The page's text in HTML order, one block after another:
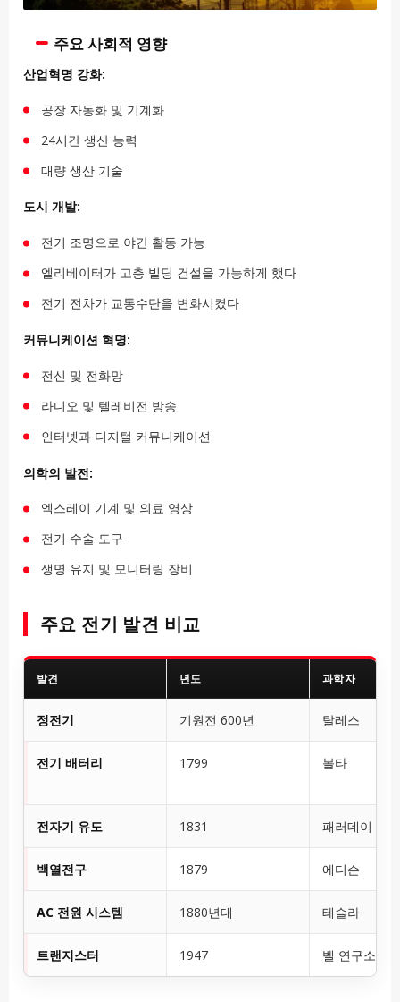
주요 사회적 영향
산업혁명 강화:
공장 자동화 및 기계화
24시간 생산 능력
대량 생산 기술
도시 개발:
전기 조명으로 야간 활동 가능
엘리베이터가 고층 빌딩 건설을 가능하게 했다
전기 전차가 교통수단을 변화시켰다
커뮤니케이션 혁명:
전신 및 전화망
라디오 및 텔레비전 방송
인터넷과 디지털 커뮤니케이션
의학의 발전:
엑스레이 기계 및 의료 영상
전기 수술 도구
생명 유지 및 모니터링 장비
주요 전기 발견 비교
발견 년도 과학자
정전기 기원전 600년 탈레스
전기 배터리 1799 볼타
전자기 유도 1831 패러데이
백열전구 1879 에디슨
AC 전원 시스템 1880년대 테슬라
트랜지스터 1947 벨 연구소